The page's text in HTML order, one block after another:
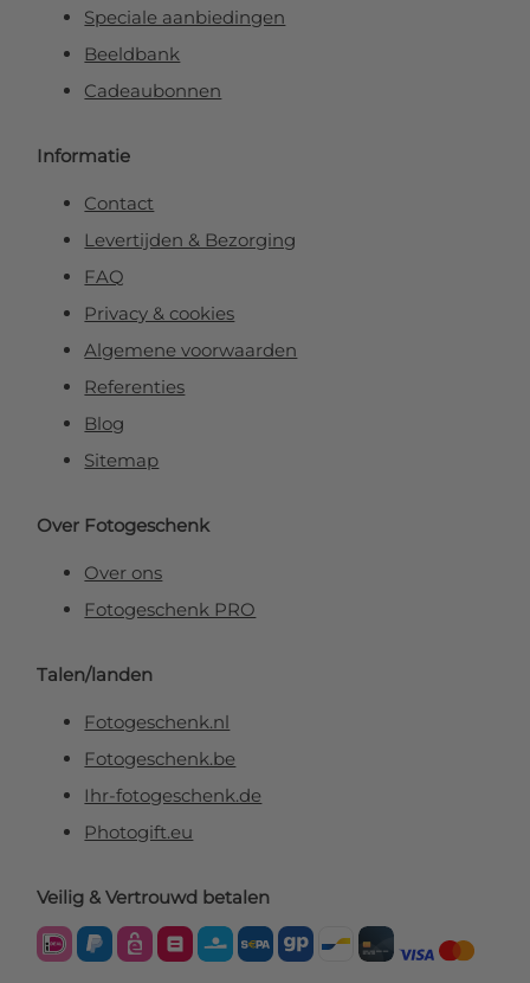
Speciale aanbiedingen
Beeldbank
Cadeaubonnen
Informatie
Contact
Levertijden & Bezorging
FAQ
Privacy & cookies
Algemene voorwaarden
Referenties
Blog
Sitemap
Over Fotogeschenk
Over ons
Fotogeschenk PRO
Talen/landen
Fotogeschenk.nl
Fotogeschenk.be
Ihr-fotogeschenk.de
Photogift.eu
Veilig & Vertrouwd betalen